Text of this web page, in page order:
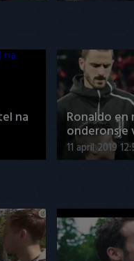
na Ronaldo
onderonsje
11 april 2019